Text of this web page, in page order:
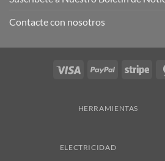
Contacte con nosotros
Visa PayPal
HERRAMIENTAS
ELECTRICIDAD